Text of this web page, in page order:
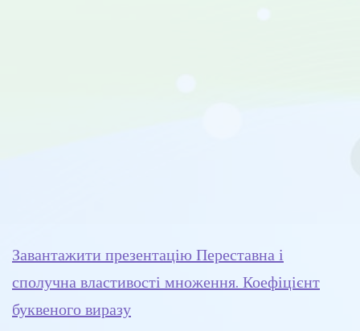
Завантажити презентацію Переставна і
сполучна властивості множення. Коефіцієнт
буквеного виразу